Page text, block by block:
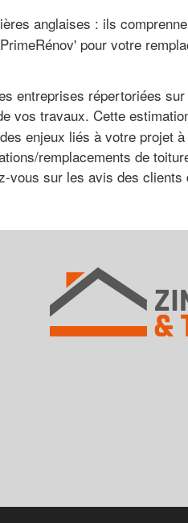
anglaises : ils
pour votre
entreprises répertoriées
vos travaux. Cette
enjeux liés à votre projet
remplacements de
vous sur les avis des clients